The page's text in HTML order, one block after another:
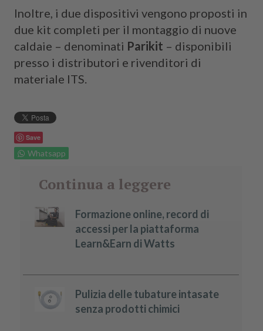
Inoltre, i due dispositivi vengono proposti in
due kit completi per il montaggio di nuove
caldaie – denominati Parikit – disponibili
presso i distributori e rivenditori di
materiale ITS.
Save
Whatsapp
Continua a leggere
Formazione online, record di
accessi per la piattaforma
Learn&Earn di Watts
Pulizia delle tubature intasate
senza prodotti chimici